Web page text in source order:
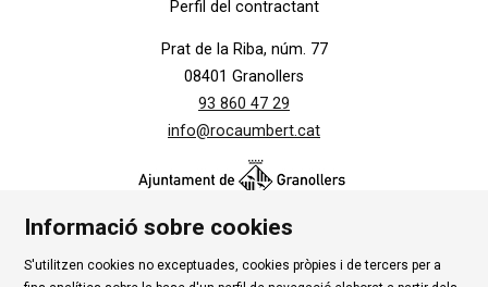
Perfil del contractant
Prat de la Riba, núm. 77
08401 Granollers
93 860 47 29
info@rocaumbert.cat
Contacte | Instància Genèrica | Alta Tercers |
Informació sobre cookies
S'utilitzen cookies no exceptuades, cookies pròpies i de tercers per a